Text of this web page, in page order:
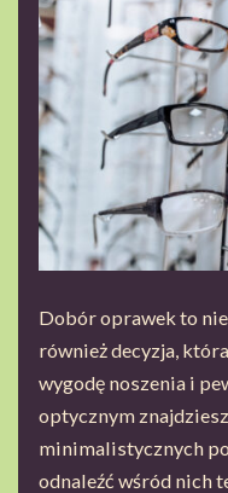
Dobór oprawek to
również decyzja,
wygodę noszenia i
optycznym
minimalistycznych
odnaleźć wśród nich